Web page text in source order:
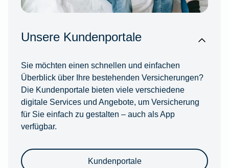
Unsere Kundenportale
Sie möchten einen schnellen und einfachen
Überblick über Ihre bestehenden Versicherungen?
Die Kundenportale bieten viele verschiedene
digitale Services und Angebote, um Versicherung
für Sie einfach zu gestalten – auch als App
verfügbar.
Kundenportale